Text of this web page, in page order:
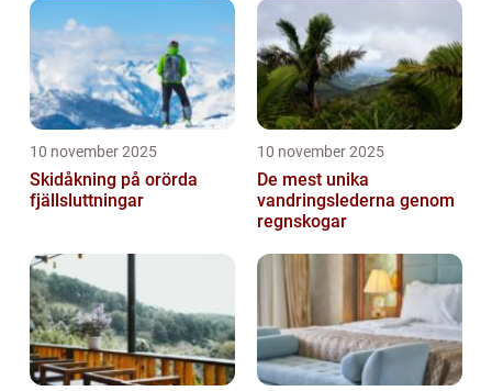
10 november 2025
Skidåkning på orörda
fjällsluttningar
10 november 2025
De mest unika
vandringslederna genom
regnskogar